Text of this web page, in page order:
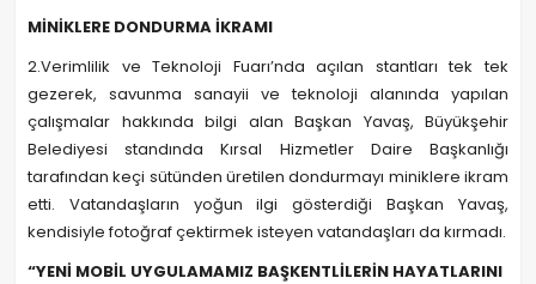
MİNİKLERE DONDURMA İKRAMI
2.Verimlilik ve Teknoloji Fuarı’nda açılan stantları tek tek
gezerek, savunma sanayii ve teknoloji alanında yapılan
çalışmalar hakkında bilgi alan Başkan Yavaş, Büyükşehir
Belediyesi standında Kırsal Hizmetler Daire Başkanlığı
tarafından keçi sütünden üretilen dondurmayı miniklere ikram
etti. Vatandaşların yoğun ilgi gösterdiği Başkan Yavaş,
kendisiyle fotoğraf çektirmek isteyen vatandaşları da kırmadı.
“YENİ MOBİL UYGULAMAMIZ BAŞKENTLİLERİN HAYATLARINI